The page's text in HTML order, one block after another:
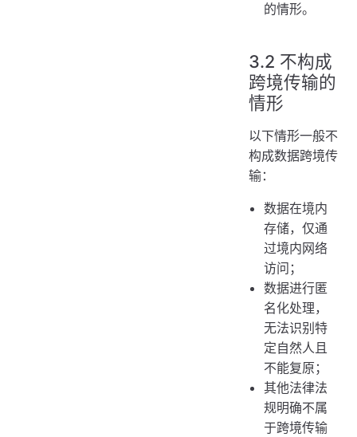
的情形。
3.2 不构成
跨境传输的
情形
以下情形一般不
构成数据跨境传
输：
数据在境内
存储，仅通
过境内网络
访问；
数据进行匿
名化处理，
无法识别特
定自然人且
不能复原；
其他法律法
规明确不属
于跨境传输